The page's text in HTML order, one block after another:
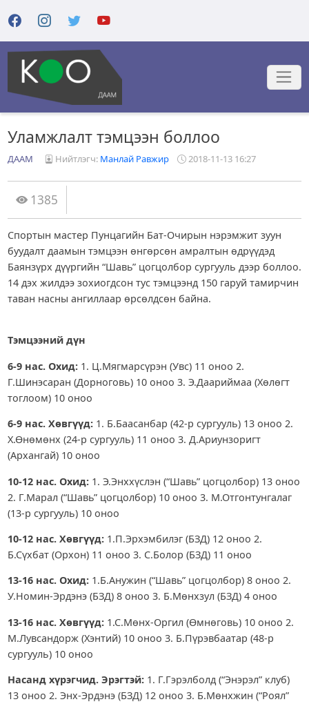
Уламжлалт тэмцээн боллоо
ДААМ Нийтлэгч: Манлай Равжир 2018-11-13 16:27
1385
Спортын мастер Пунцагийн Бат-Очирын нэрэмжит зуун
буудалт даамын тэмцээн өнгөрсөн амралтын өдрүүдэд
Баянзүрх дүүргийн “Шавь” цогцолбор сургууль дээр боллоо.
14 дэх жилдээ зохиогдсон тус тэмцээнд 150 гаруй тамирчин
таван насны ангиллаар өрсөлдсөн байна.
Тэмцээний дүн
6-9 нас. Охид:1. Ц.Мягмарсүрэн (Увс) 11 оноо 2.
Г.Шинэсаран (Дорноговь) 10 оноо 3. Э.Даариймаа (Хөлөгт
тоглоом) 10 оноо
6-9 нас. Хөвгүүд:1. Б.Баасанбар (42-р сургууль) 13 оноо 2.
Х.Өнөмөнх (24-р сургууль) 11 оноо 3. Д.Ариунзоригт
(Архангай) 10 оноо
10-12 нас. Охид:1. Э.Энххүслэн (“Шавь” цогцолбор) 13 оноо
2. Г.Марал (“Шавь” цогцолбор) 10 оноо 3. М.Отгонтунгалаг
(13-р сургууль) 10 оноо
10-12 нас. Хөвгүүд:1.П.Эрхэмбилэг (БЗД) 12 оноо 2.
Б.Сүхбат (Орхон) 11 оноо 3. С.Болор (БЗД) 11 оноо
13-16 нас. Охид:1.Б.Анужин (“Шавь” цогцолбор) 8 оноо 2.
У.Номин-Эрдэнэ (БЗД) 8 оноо 3. Б.Мөнхзул (БЗД) 4 оноо
13-16 нас. Хөвгүүд:1.С.Мөнх-Оргил (Өмнөговь) 10 оноо 2.
М.Лувсандорж (Хэнтий) 10 оноо 3. Б.Пүрэвбаатар (48-р
сургууль) 10 оноо
Насанд хүрэгчид. Эрэгтэй:1. Г.Гэрэлболд (“Энэрэл” клуб)
13 оноо 2. Энх-Эрдэнэ (БЗД) 12 оноо 3. Б.Мөнхжин (“Роял”